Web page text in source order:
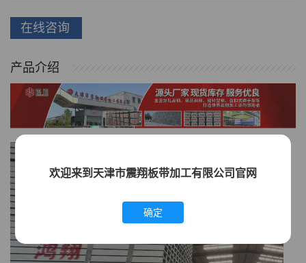
在线咨询
产品介绍
欢迎来到天津市震翔板带加工有限公司官网
确定